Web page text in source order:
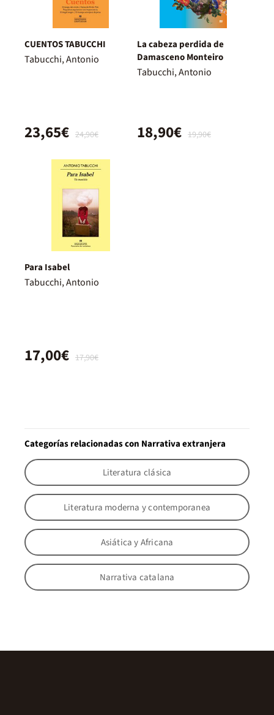
CUENTOS TABUCCHI
Tabucchi, Antonio
24,90€
23,65€
La cabeza perdida de
Damasceno Monteiro
Tabucchi, Antonio
19,90€
18,90€
Para Isabel
Tabucchi, Antonio
17,90€
17,00€
Categorías relacionadas con Narrativa extranjera
Literatura clásica
Literatura moderna y contemporanea
Asiática y Africana
Narrativa catalana